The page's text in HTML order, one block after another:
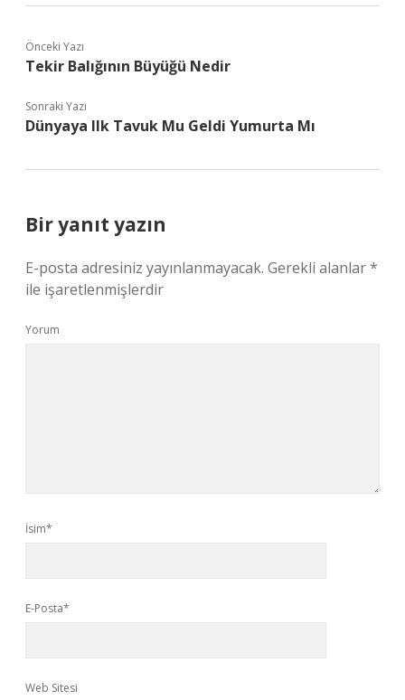
Önceki Yazı
Tekir Balığının Büyüğü Nedir
Sonraki Yazı
Dünyaya Ilk Tavuk Mu Geldi Yumurta Mı
Bir yanıt yazın
E-posta adresiniz yayınlanmayacak. Gerekli alanlar*
ile işaretlenmişlerdir
Yorum
İsim*
E-Posta*
Web Sitesi